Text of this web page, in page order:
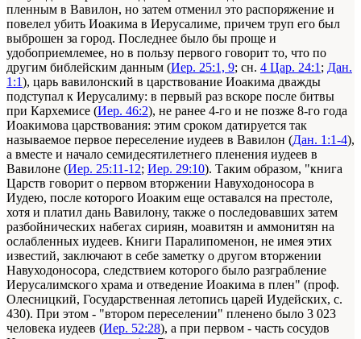
пленным в Вавилон, но затем отменил это распоряжение и
повелел убить Иоакима в Иерусалиме, причем труп его был
выброшен за город. Последнее было бы проще и
удобоприемлемее, но в пользу первого говорит то, что по
другим библейским данным (Иер. 25:1, 9; сн. 4 Цар. 24:1 ; Дан.
1:1), царь вавилонский в царствование Иоакима дважды
подступал к Иерусалиму: в первый раз вскоре после битвы
при Кархемисе (Иер. 46:2), не ранее 4-го и не позже 8-го года
Иоакимова царствования: этим сроком датируется так
называемое первое переселение иудеев в Вавилон (Дан. 1:1-4),
а вместе и начало семидесятилетнего пленения иудеев в
Вавилоне (Иер. 25:11-12; Иер. 29:10). Таким образом, "книга
Царств говорит о первом вторжении Навуходоносора в
Иудею, после которого Иоаким еще оставался на престоле,
хотя и платил дань Вавилону, также о последовавших затем
разбойнических набегах сириян, моавитян и аммонитян на
ослабленных иудеев. Книги Паралипоменон, не имея этих
известий, заключают в себе заметку о другом вторжении
Навуходоносора, следствием которого было разграбление
Иерусалимского храма и отведение Иоакима в плен" (проф.
Олесницкий, Государственная летопись царей Иудейских, с.
430). При этом - "втором переселении" пленено было 3 023
человека иудеев (Иер. 52:28), а при первом - часть сосудов